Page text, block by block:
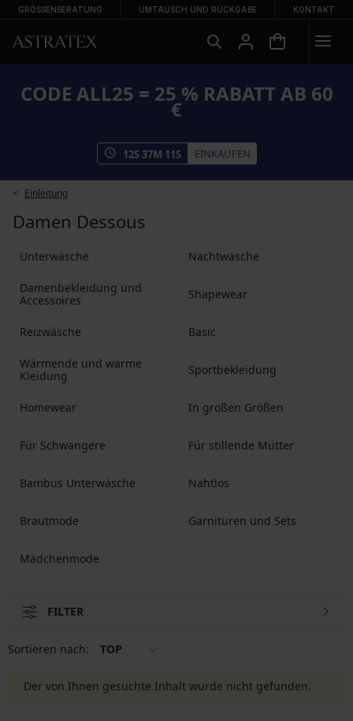
GRÖSSENBERATUNG UMTAUSCH UND RÜCKGABE KONTAKT
CODE ALL25 = 25 % RABATT AB 60
€
12S37M 11S EINKAUFEN
Einleitung
Damen Dessous
Unterwäsche Nachtwäsche
Damenbekleidung und
Accessoires
Shapewear
Reizwäsche Basic
Wärmende und warme
Kleidung
Sportbekleidung
Homewear In großen Größen
Für Schwangere Für stillende Mütter
Bambus Unterwäsche Nahtlos
Brautmode Garnituren und Sets
Mädchenmode
FILTER
Sortieren nach: TOP
Der von Ihnen gesuchte Inhalt wurde nicht gefunden.